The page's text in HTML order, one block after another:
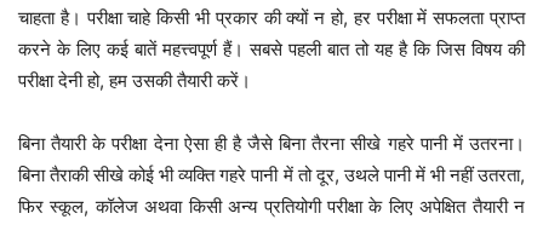
चाहता है। परीक्षा चाहे किसी भी प्रकार की क्यों न हो, हर परीक्षा में सफलता प्राप्त
करने के लिए कई बातें महत्त्वपूर्ण हैं। सबसे पहली बात तो यह है कि जिस विषय की
परीक्षा देनी हो, हम उसकी तैयारी करें।
बिना तैयारी के परीक्षा देना ऐसा ही है जैसे बिना तैरना सीखे गहरे पानी में उतरना।
बिना तैराकी सीखे कोई भी व्यक्ति गहरे पानी में तो दूर, उथले पानी में भी नहीं उतरता,
फिर स्कूल, कॉलेज अथवा किसी अन्य प्रतियोगी परीक्षा के लिए अपेक्षित तैयारी न